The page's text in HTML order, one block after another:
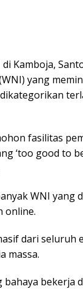
Kamboja,
yang
fasilitas
‘too good to
WNI yang
online.
dari seluruh
massa.
bekerja